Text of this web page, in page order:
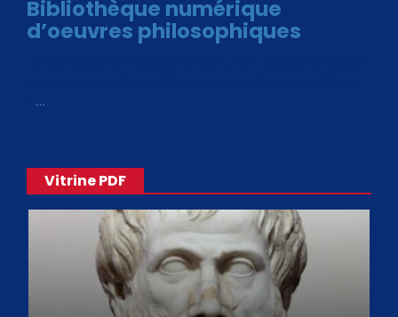
Bibliothèque numérique
d’oeuvres philosophiques
…
Vitrine PDF